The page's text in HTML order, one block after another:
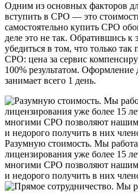
Одним из основных факторов
вступить в СРО — это
самостоятельно купить СРО
деле это не так. Обратившись к
убедиться в том, что только
СРО: цена за сервис
100% результатом.
занимает всего 1 день.
Разумную стоимость. Мы
лицензирования уже более 15
многими СРО позволяют нашим
и недорого получить в них